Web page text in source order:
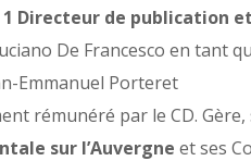
Directeur de publication
De Francesco en tant
Emmanuel Porteret
rémunéré par le CD.
sur l’Auvergne et ses